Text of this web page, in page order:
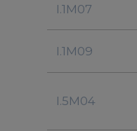
I.1M07
I.1M09
I.5M04